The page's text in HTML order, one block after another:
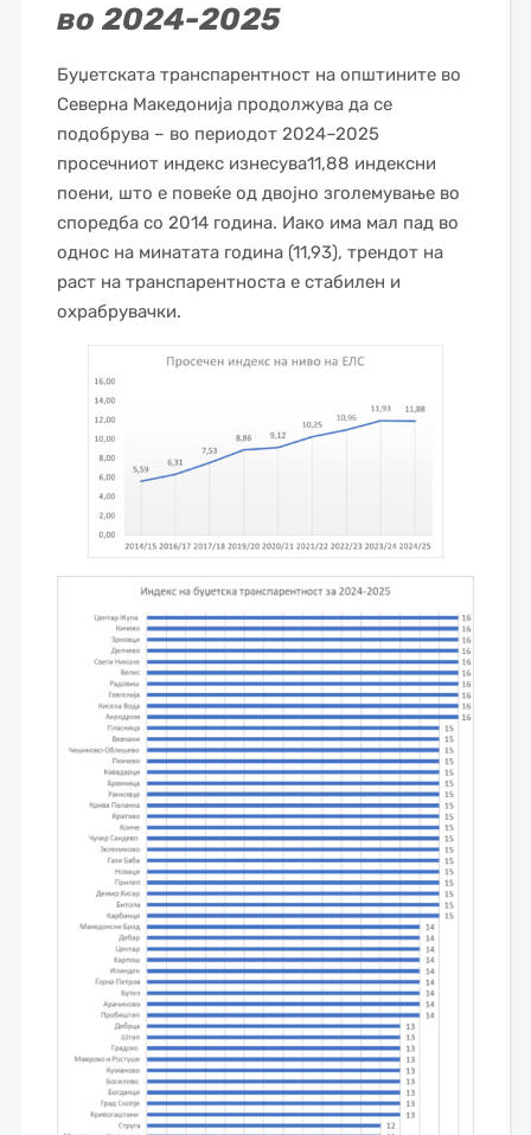
во 2024-2025
Буџетската транспарентност на општините во
Северна Македонија продолжува да се
подобрува – во периодот 2024–2025
просечниот индекс изнесува11,88 индексни
поени, што е повеќе од двојно зголемување во
споредба со 2014 година. Иако има мал пад во
однос на минатата година (11,93), трендот на
раст на транспарентноста е стабилен и
охрабрувачки.